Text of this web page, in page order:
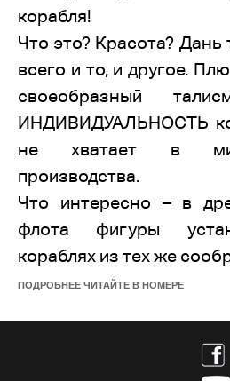
корабля!
Что это? Красота? Дань
всего и то, и другое.
своеобразный
ИНДИВИДУАЛЬНОСТЬ
не хватает в
производства.
Что интересно – в
флота фигуры
кораблях из тех же
ПОДРОБНЕЕ ЧИТАЙТЕ В НОМЕРЕ